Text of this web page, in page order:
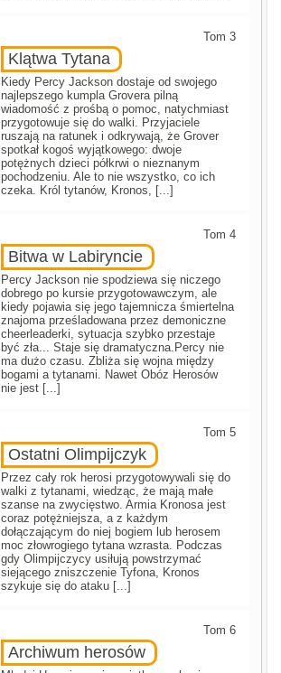
Tom 3
Klątwa Tytana
Kiedy Percy Jackson dostaje od swojego
najlepszego kumpla Grovera pilną
wiadomość z prośbą o pomoc, natychmiast
przygotowuje się do walki. Przyjaciele
ruszają na ratunek i odkrywają, że Grover
spotkał kogoś wyjątkowego: dwoje
potężnych dzieci półkrwi o nieznanym
pochodzeniu. Ale to nie wszystko, co ich
czeka. Król tytanów, Kronos, [...]
Tom 4
Bitwa w Labiryncie
Percy Jackson nie spodziewa się niczego
dobrego po kursie przygotowawczym, ale
kiedy pojawia się jego tajemnicza śmiertelna
znajoma prześladowana przez demoniczne
cheerleaderki, sytuacja szybko przestaje
być zła... Staje się dramatyczna.Percy nie
ma dużo czasu. Zbliża się wojna między
bogami a tytanami. Nawet Obóz Herosów
nie jest [...]
Tom 5
Ostatni Olimpijczyk
Przez cały rok herosi przygotowywali się do
walki z tytanami, wiedząc, że mają małe
szanse na zwycięstwo. Armia Kronosa jest
coraz potężniejsza, a z każdym
dołączającym do niej bogiem lub herosem
moc złowrogiego tytana wzrasta. Podczas
gdy Olimpijczycy usiłują powstrzymać
siejącego zniszczenie Tyfona, Kronos
szykuje się do ataku [...]
Tom 6
Archiwum herosów